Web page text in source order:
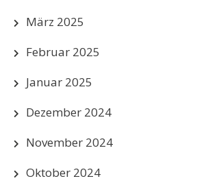
März 2025
Februar 2025
Januar 2025
Dezember 2024
November 2024
Oktober 2024